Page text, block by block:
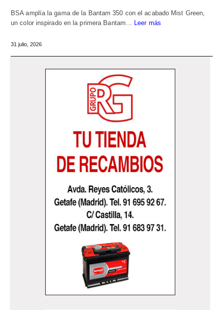
BSA amplía la gama de la Bantam 350 con el acabado Mist Green,
un color inspirado en la primera Bantam…
Leer más
31 julio, 2026